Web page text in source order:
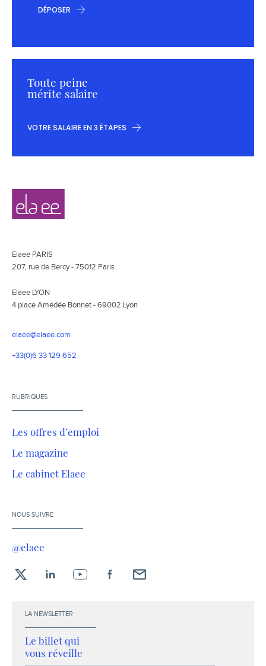
DÉPOSER
Toute peine
mérite salaire
VOTRE SALAIRE EN 3 ÉTAPES
Navigation
secondaire
Elaee
Elaee PARIS
207, rue de Bercy - 75012 Paris
Elaee LYON
4 place Amédée Bonnet - 69002 Lyon
elaee@elaee.com
+33(0)6 33 129 652
RUBRIQUES
Les offres d’emploi
Le magazine
Le cabinet Elaee
NOUS SUIVRE
@elaee
LA NEWSLETTER
Le billet qui
vous réveille